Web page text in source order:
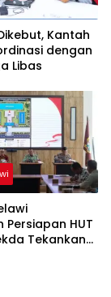
Kantah
dengan
Libas
Persiapan HUT
Tekankan